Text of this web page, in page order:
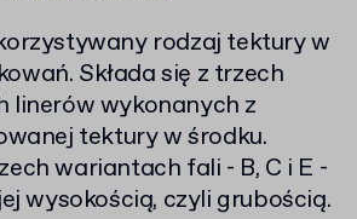
rodzaj tektury w
Składa się z trzech
linerów wykonanych z
tektury w środku.
wariantach fali - B, C i E -
wysokością, czyli grubością.